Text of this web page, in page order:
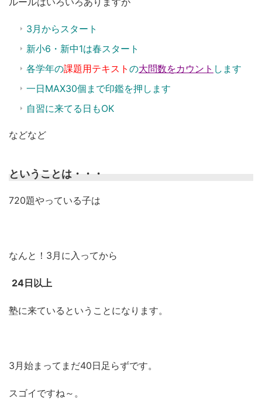
3月からスタート
新小6・新中1は春スタート
各学年の課題用テキスト の大問数をカウント します
一日MAX30個まで印鑑を押します
自習に来てる日もOK
などなど
ということは・・・
720題やっている子は
なんと！3月に入ってから
24日以上
塾に来ているということになります。
3月始まってまだ40日足らずです。
スゴイですね～。